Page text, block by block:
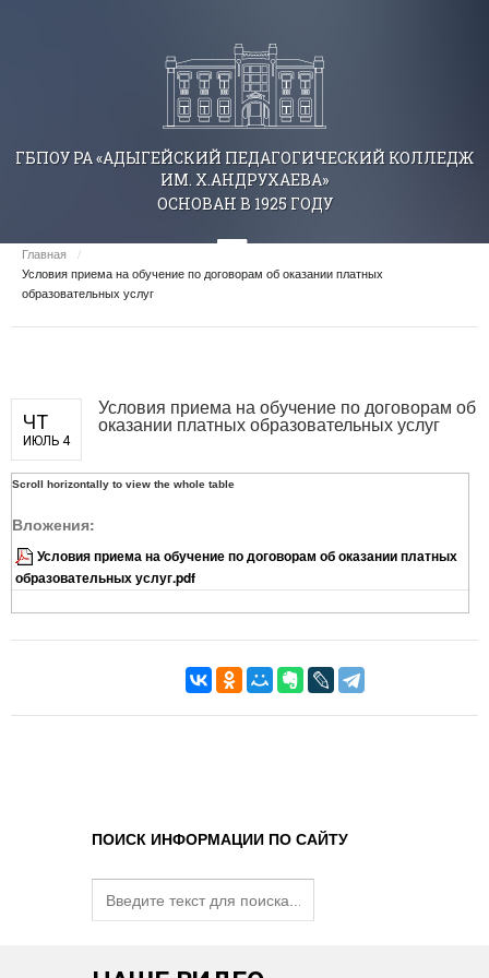
ГБПОУ РА «АДЫГЕЙСКИЙ ПЕДАГОГИЧЕСКИЙ КОЛЛЕДЖ
ИМ. Х.АНДРУХАЕВА»
ОСНОВАН В 1925 ГОДУ
Главная
/
Условия приема на обучение по договорам об оказании платных
образовательных услуг
ЧТ
ИЮЛЬ 4
Условия приема на обучение по договорам об
оказании платных образовательных услуг
Вложения:
Условия приема на обучение по договорам об оказании платных
образовательных услуг.pdf
ПОИСК ИНФОРМАЦИИ ПО САЙТУ